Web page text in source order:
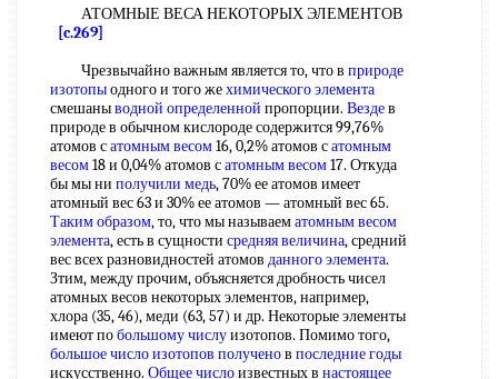
АТОМНЫЕ ВЕСА НЕКОТОРЫХ ЭЛЕМЕНТОВ
[c.269]
Чрезвычайно важным является то, что в природе
изотопыодного и того жехимического элемента
смешаныводной определенной пропорции. Вездев
природе в обычном кислороде содержится 99,76%
атомов сатомным весом16, 0,2% атомов сатомным
весом18 и 0,04% атомов сатомным весом17. Откуда
бы мы ни получили медь, 70% ее атомов имеет
атомный вес 63 и 30% ее атомов — атомный вес 65.
Таким образом, то, что мы называематомным весом
элемента, есть в сущности средняя величина, средний
вес всех разновидностей атомов данного элемента.
Зтим, между прочим, объясняется дробность чисел
атомных весов некоторых элементов, например,
хлора (35, 46), меди (63, 57) и др. Некоторые элементы
имеют побольшому числуизотопов. Помимо того,
большое числоизотопов полученов последние годы
искусственно. Общее числоизвестных в настоящее